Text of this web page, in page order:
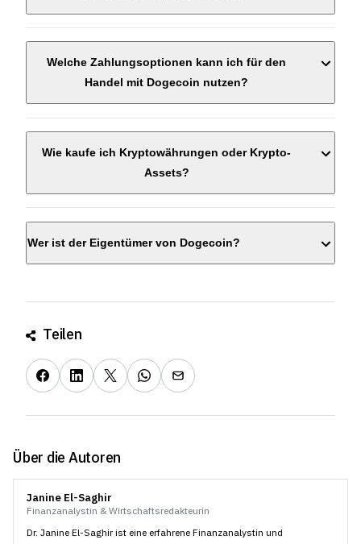
Welche Zahlungsoptionen kann ich für den
Handel mit Dogecoin nutzen?
Wie kaufe ich Kryptowährungen oder Krypto-
Assets?
Plattform auswählen – z. B. Coinbase, Bitpanda, Trade
Republic oder eToro
Geld einzahlen – per Banküberweisung oder
Kreditkarte/Debitkarte
Kryptowährung oder Krypto-Wertpapier kaufen –
Wer ist der Eigentümer von Dogecoin?
Teilen
Über die Autoren
Janine El-Saghir
Finanzanalystin & Wirtschaftsredakteurin
Dr. Janine El-Saghir ist eine erfahrene Finanzanalystin und